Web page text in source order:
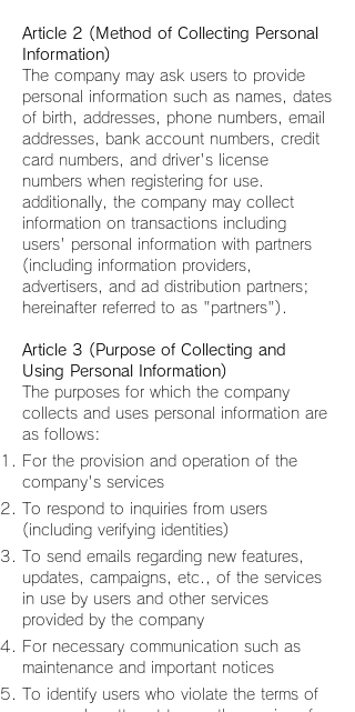
Article 2 (Method of Collecting Personal
Information)
The company may ask users to provide
personal information such as names, dates
of birth, addresses, phone numbers, email
addresses, bank account numbers, credit
card numbers, and driver's license
numbers when registering for use.
additionally, the company may collect
information on transactions including
users' personal information with partners
(including information providers,
advertisers, and ad distribution partners;
hereinafter referred to as "partners").
Article 3 (Purpose of Collecting and
Using Personal Information)
The purposes for which the company
collects and uses personal information are
as follows:
For the provision and operation of the
company's services
To respond to inquiries from users
(including verifying identities)
To send emails regarding new features,
updates, campaigns, etc., of the services
in use by users and other services
provided by the company
For necessary communication such as
maintenance and important notices
To identify users who violate the terms of